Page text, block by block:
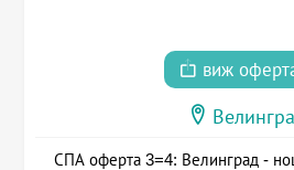
виж
СПА оферта 3=4: Велинград -